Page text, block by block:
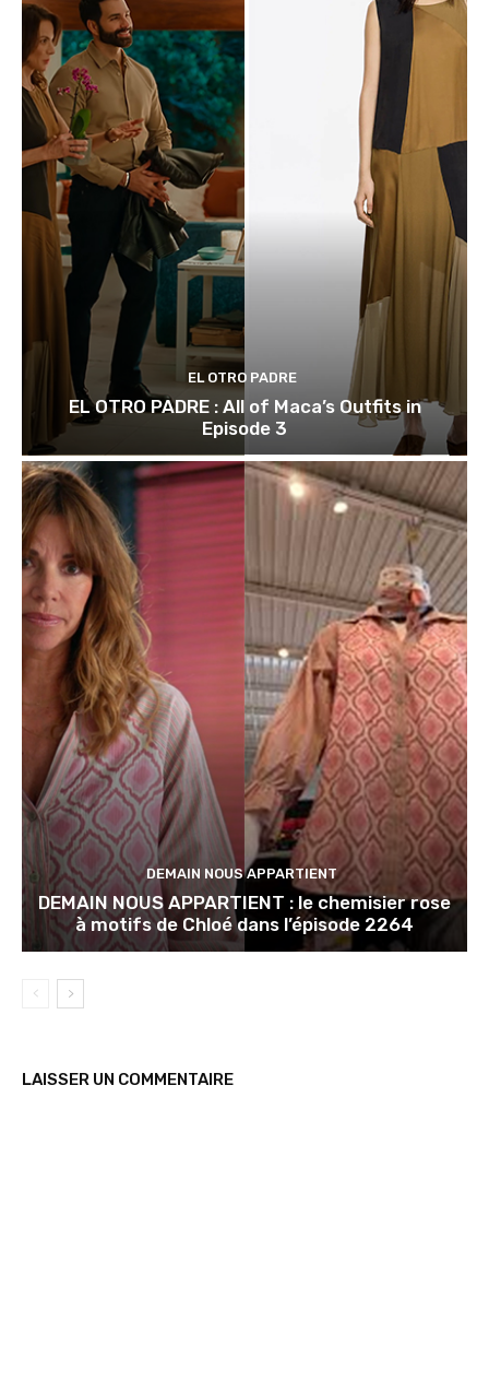
EL OTRO PADRE
EL OTRO PADRE : All of Maca’s Outfits in
Episode 3
DEMAIN NOUS APPARTIENT
DEMAIN NOUS APPARTIENT : le chemisier rose
à motifs de Chloé dans l’épisode 2264
LAISSER UN COMMENTAIRE